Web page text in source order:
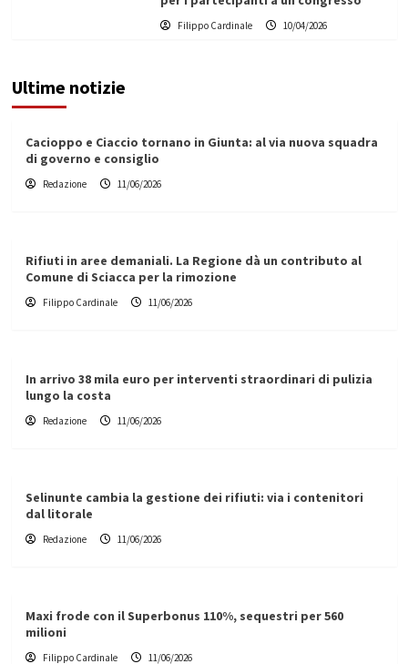
Filippo Cardinale 10/04/2026
Ultime notizie
Cacioppo e Ciaccio tornano in Giunta: al via nuova squadra
di governo e consiglio
Redazione 11/06/2026
Rifiuti in aree demaniali. La Regione dà un contributo al
Comune di Sciacca per la rimozione
Filippo Cardinale 11/06/2026
In arrivo 38 mila euro per interventi straordinari di pulizia
lungo la costa
Redazione 11/06/2026
Selinunte cambia la gestione dei rifiuti: via i contenitori
dal litorale
Redazione 11/06/2026
Maxi frode con il Superbonus 110%, sequestri per 560
milioni
Filippo Cardinale 11/06/2026